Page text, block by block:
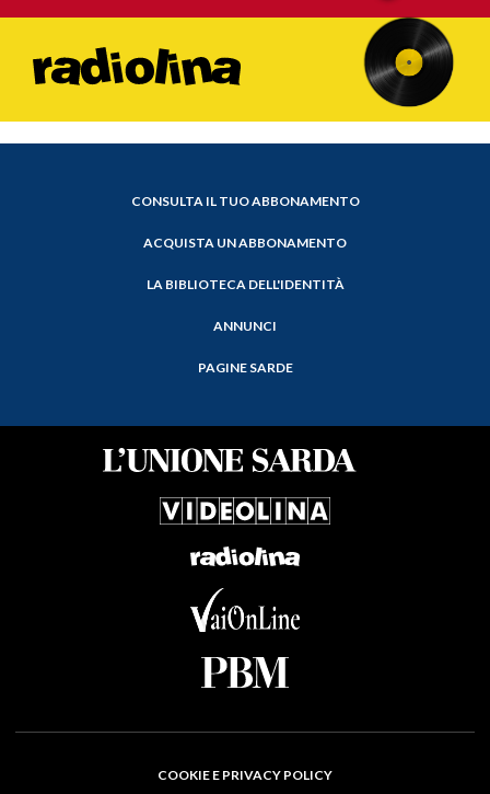
CONSULTA IL TUO ABBONAMENTO
ACQUISTA UN ABBONAMENTO
LA BIBLIOTECA DELL'IDENTITÀ
ANNUNCI
PAGINE SARDE
COOKIE E PRIVACY POLICY